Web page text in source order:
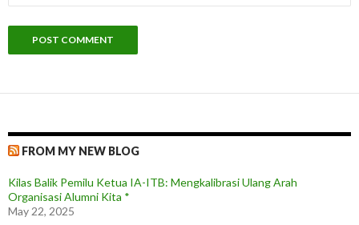
FROM MY NEW BLOG
Kilas Balik Pemilu Ketua IA-ITB: Mengkalibrasi Ulang Arah
Organisasi Alumni Kita *
May 22, 2025